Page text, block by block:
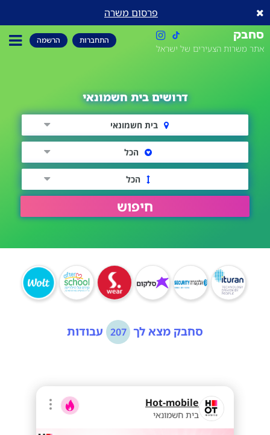
פרסום משרה
סחבק
אתר משרות הצעירים של ישראל
התחברות הרשמה
דרושים בית חשמונאי
בית חשמונאי
הכל
הכל
חיפוש
סחבק מצא לך 207 עבודות
Hot-mobile
בית חשמונאי